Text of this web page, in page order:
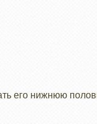
его нижнюю